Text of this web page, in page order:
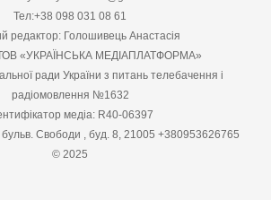
Тел:+38 098 031 08 61
редактор: Голошивець Анастасія
ТОВ «УКРАЇНСЬКА МЕДІАПЛАТФОРМА»
ради України з питань телебачення і
радіомовлення №1632
медіа: R40-06397
бульв. Свободи , буд. 8, 21005 +380953626765
© 2025